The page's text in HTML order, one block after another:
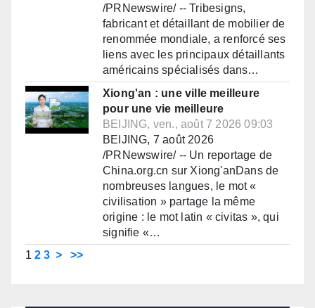
/PRNewswire/ -- Tribesigns,
fabricant et détaillant de mobilier de
renommée mondiale, a renforcé ses
liens avec les principaux détaillants
américains spécialisés dans…
Xiong'an : une ville meilleure
pour une vie meilleure
BEIJING, ven., août 7 2026 09:03
BEIJING, 7 août 2026
/PRNewswire/ -- Un reportage de
China.org.cn sur Xiong'anDans de
nombreuses langues, le mot «
civilisation » partage la même
origine : le mot latin « civitas », qui
signifie «…
1 2 3 > >>